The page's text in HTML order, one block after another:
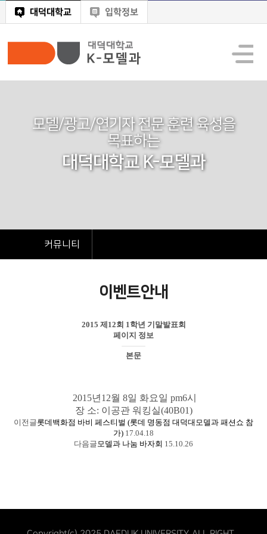
대덕대학교 입학정보
모델/광고/연기자 전문 훈련 육성을
목표하는
대덕대학교 K-모델과
커뮤니티
이벤트안내
2015 제12회 1학년 기말발표회
페이지 정보
본문
2015년 12월 8일 화요일 pm6시
장 소: 이공관 워킹실(40B01)
이전글롯데백화점 바비 페스티벌 (롯데 명동점 대덕대모델과 패션쇼 참
가) 17.04.18
다음글모델과 나눔 바자회 15.10.26